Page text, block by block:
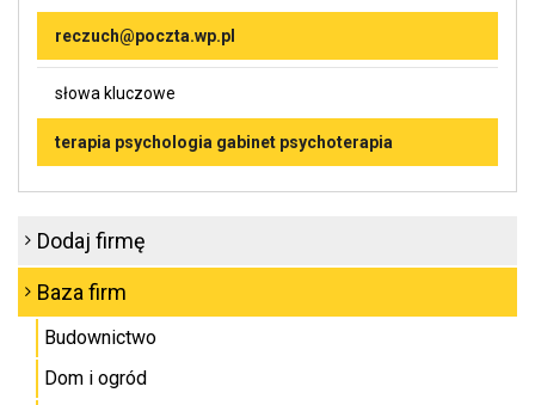
reczuch@poczta.wp.pl
słowa kluczowe
terapia psychologia gabinet psychoterapia
Dodaj firmę
Baza firm
Budownictwo
Dom i ogród